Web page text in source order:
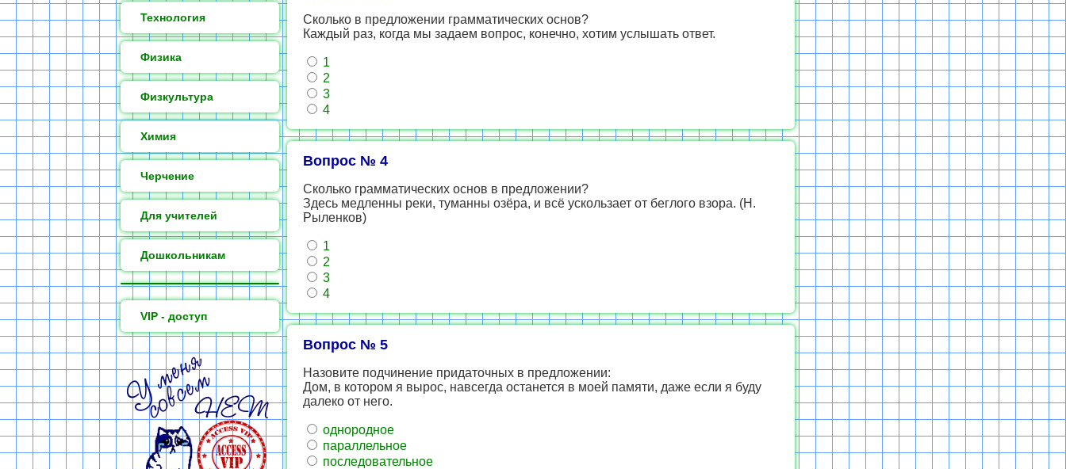
Технология
Физика
Физкультура
Химия
Черчение
Для учителей
Дошкольникам
VIP - доступ
Сколько в предложении грамматических основ?
Каждый раз, когда мы задаем вопрос, конечно, хотим услышать ответ.
1
2
3
4
Вопрос № 4
Сколько грамматических основ в предложении?
Здесь медленны реки, туманны озёра, и всё ускользает от беглого взора. (Н.
Рыленков)
1
2
3
4
Вопрос № 5
Назовите подчинение придаточных в предложении:
Дом, в котором я вырос, навсегда останется в моей памяти, даже если я буду
далеко от него.
однородное
параллельное
последовательное